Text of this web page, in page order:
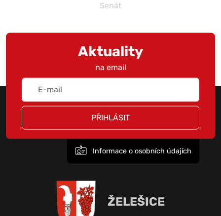
Senát
Aktuality
na email
PŘIHLÁSIT
Informace o osobních údajích
ŽELEŠICE